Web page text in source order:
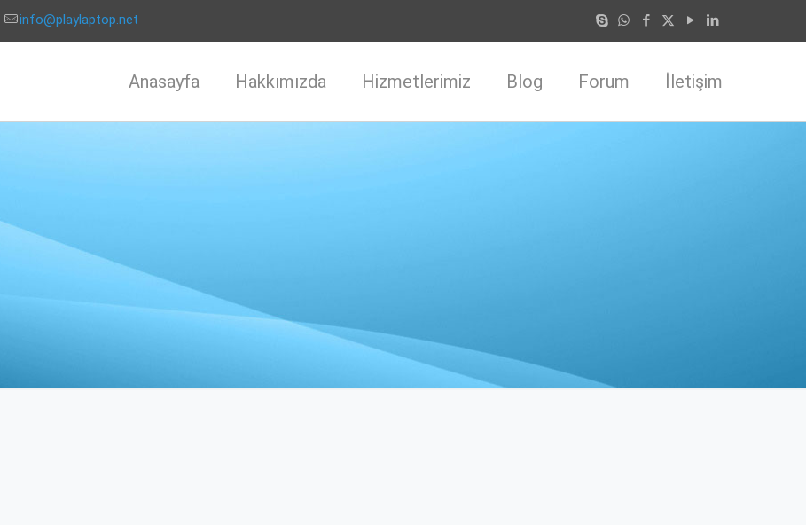
info@playlaptop.net
Anasayfa Hakkımızda Hizmetlerimiz Blog Forum İletişim